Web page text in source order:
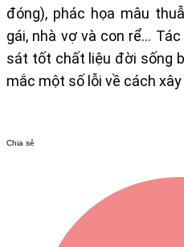
đóng), phác họa mâu
gái, nhà vợ và con rể...
sát tốt chất liệu đời sống
mắc một số lỗi về cách
Chia sẻ